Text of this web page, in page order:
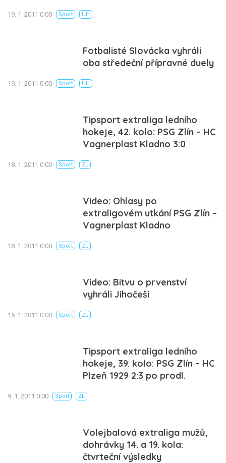
19. 1. 2011 0:00 Sport UH
Fotbalisté Slovácka vyhráli
oba středeční přípravné duely
19. 1. 2011 0:00 Sport UH
Tipsport extraliga ledního
hokeje, 42. kolo: PSG Zlín – HC
Vagnerplast Kladno 3:0
18. 1. 2011 0:00 Sport ZL
Video: Ohlasy po
extraligovém utkání PSG Zlín –
Vagnerplast Kladno
18. 1. 2011 0:00 Sport ZL
Video: Bitvu o prvenství
vyhráli Jihočeši
15. 1. 2011 0:00 Sport ZL
Tipsport extraliga ledního
hokeje, 39. kolo: PSG Zlín – HC
Plzeň 1929 2:3 po prodl.
9. 1. 2011 0:00 Sport ZL
Volejbalová extraliga mužů,
dohrávky 14. a 19. kola:
čtvrteční výsledky